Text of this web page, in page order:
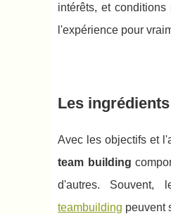
intérêts, et
l'expérience pour
Les
Avec les objectifs et
team building
d'autres. Souvent,
teambuilding peuvent